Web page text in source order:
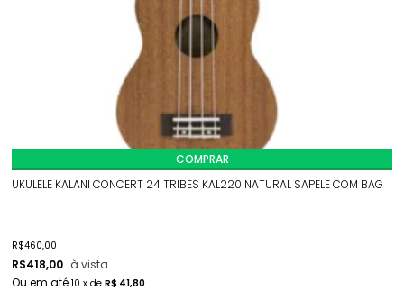
UKULELE KALANI CONCERT 24 TRIBES KAL220 NATURAL SAPELE COM BAG
R$460,00
R$418,00 à vista
10 x de R$ 41,80
COMPRAR